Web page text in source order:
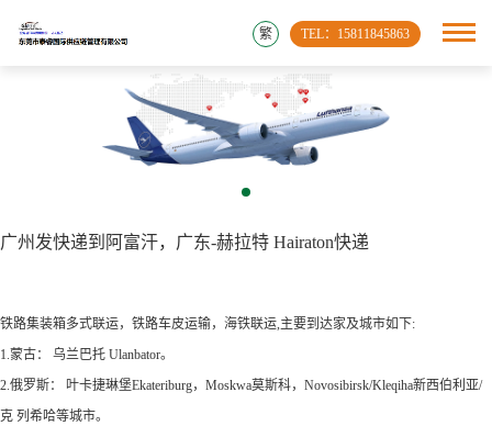
TEL：15811845863
繁
广州发快递到阿富汗，广东-赫拉特 Hairaton快递
铁路集装箱多式联运，铁路车皮运输，海铁联运,主要到达家及城市如下:
1.蒙古： 乌兰巴托 Ulanbator。
2.俄罗斯： 叶卡捷琳堡Ekateriburg，Moskwa莫斯科，Novosibirsk/Kleqiha新西伯利亚/
克 列希哈等城市。